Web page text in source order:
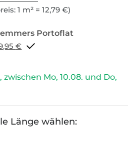
1 m² = 12,79 €)
Portoflat schon ab 9,95 €
Mo, 10.08. und Do,
Länge wählen: